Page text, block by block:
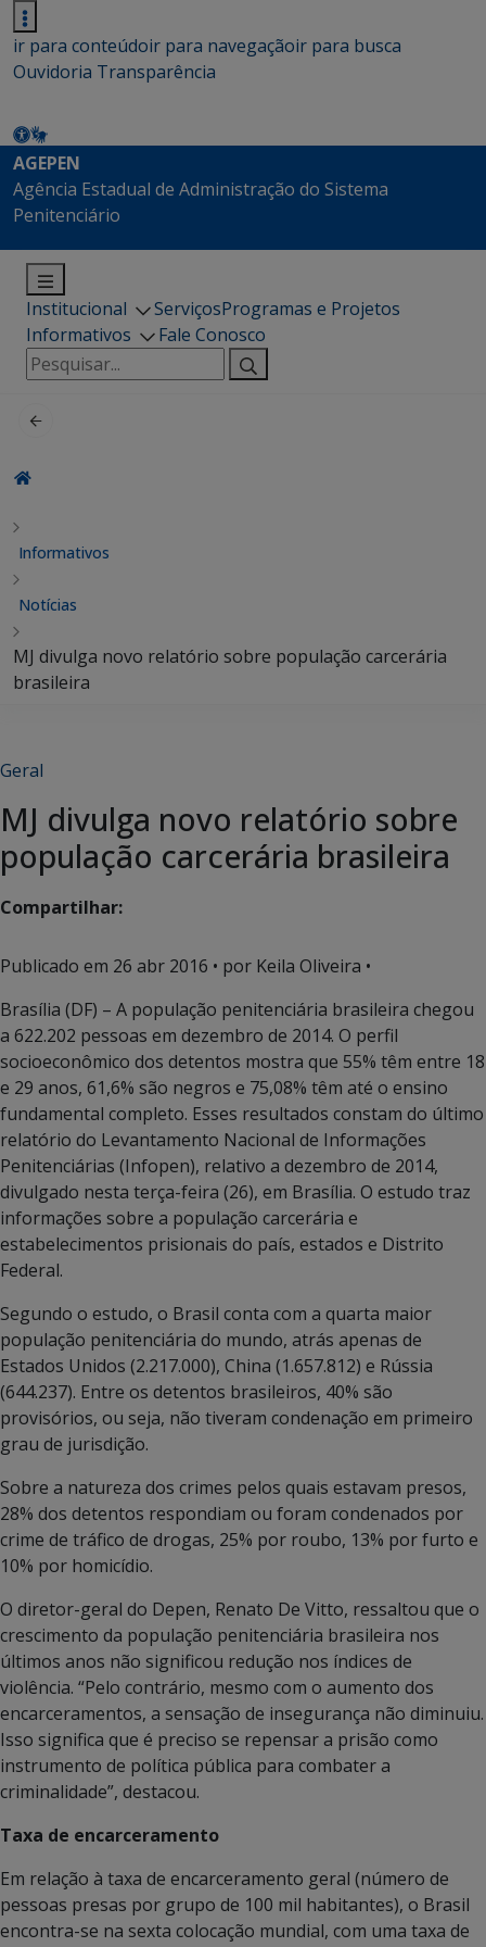
ir para conteúdoir para navegaçãoir para busca
Ouvidoria Transparência
AGEPEN
Agência Estadual de Administração do Sistema
Penitenciário
Institucional ServiçosProgramas e Projetos
Informativos
Fale Conosco
Pesquisar
por:
Informativos
Notícias
MJ divulga novo relatório sobre população carcerária
brasileira
Geral
MJ divulga novo relatório sobre
população carcerária brasileira
Compartilhar:
Publicado em 26 abr 2016 • por Keila Oliveira •
Brasília (DF) – A população penitenciária brasileira chegou
a 622.202 pessoas em dezembro de 2014. O perfil
socioeconômico dos detentos mostra que 55% têm entre 18
e 29 anos, 61,6% são negros e 75,08% têm até o ensino
fundamental completo. Esses resultados constam do último
relatório do Levantamento Nacional de Informações
Penitenciárias (Infopen), relativo a dezembro de 2014,
divulgado nesta terça-feira (26), em Brasília. O estudo traz
informações sobre a população carcerária e
estabelecimentos prisionais do país, estados e Distrito
Federal.
Segundo o estudo, o Brasil conta com a quarta maior
população penitenciária do mundo, atrás apenas de
Estados Unidos (2.217.000), China (1.657.812) e Rússia
(644.237). Entre os detentos brasileiros, 40% são
provisórios, ou seja, não tiveram condenação em primeiro
grau de jurisdição.
Sobre a natureza dos crimes pelos quais estavam presos,
28% dos detentos respondiam ou foram condenados por
crime de tráfico de drogas, 25% por roubo, 13% por furto e
10% por homicídio.
O diretor-geral do Depen, Renato De Vitto, ressaltou que o
crescimento da população penitenciária brasileira nos
últimos anos não significou redução nos índices de
violência. “Pelo contrário, mesmo com o aumento dos
encarceramentos, a sensação de insegurança não diminuiu.
Isso significa que é preciso se repensar a prisão como
instrumento de política pública para combater a
criminalidade”, destacou.
Taxa de encarceramento
Em relação à taxa de encarceramento geral (número de
pessoas presas por grupo de 100 mil habitantes), o Brasil
encontra-se na sexta colocação mundial, com uma taxa de